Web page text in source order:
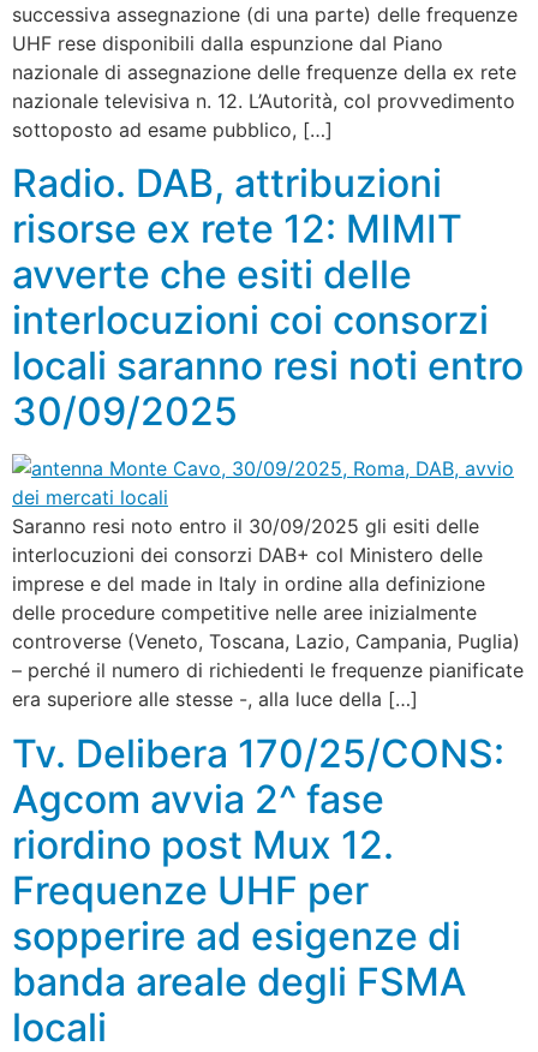
successiva assegnazione (di una parte) delle frequenze
UHF rese disponibili dalla espunzione dal Piano
nazionale di assegnazione delle frequenze della ex rete
nazionale televisiva n. 12. L’Autorità, col provvedimento
sottoposto ad esame pubblico, […]
Radio. DAB, attribuzioni
risorse ex rete 12: MIMIT
avverte che esiti delle
interlocuzioni coi consorzi
locali saranno resi noti entro
30/09/2025
Saranno resi noto entro il 30/09/2025 gli esiti delle
interlocuzioni dei consorzi DAB+ col Ministero delle
imprese e del made in Italy in ordine alla definizione
delle procedure competitive nelle aree inizialmente
controverse (Veneto, Toscana, Lazio, Campania, Puglia)
– perché il numero di richiedenti le frequenze pianificate
era superiore alle stesse -, alla luce della […]
Tv. Delibera 170/25/CONS:
Agcom avvia 2^ fase
riordino post Mux 12.
Frequenze UHF per
sopperire ad esigenze di
banda areale degli FSMA
locali